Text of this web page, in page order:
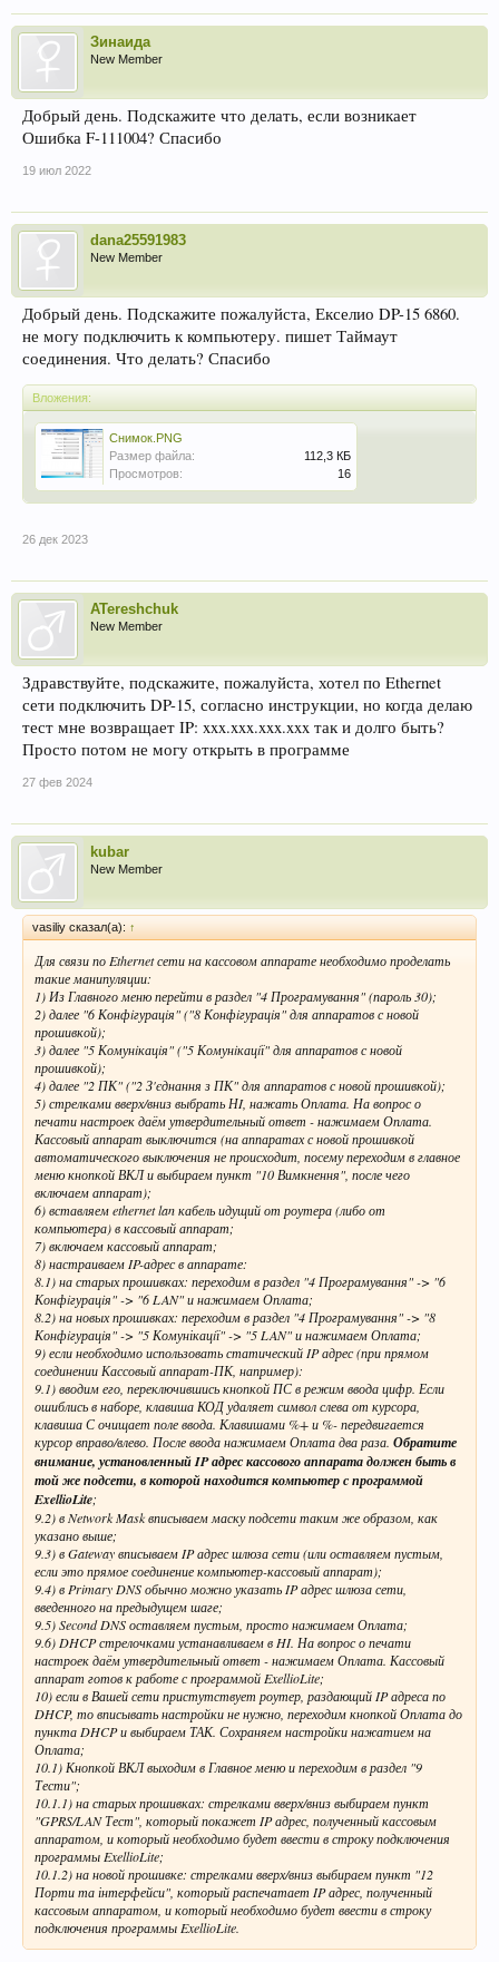
Зинаида
New Member
Добрый день. Подскажите что делать, если возникает
Ошибка F-111004? Спасибо
19 июл 2022
dana25591983
New Member
Добрый день. Подскажите пожалуйста, Екселио DP-15 6860.
не могу подключить к компьютеру. пишет Таймаут
соединения. Что делать? Спасибо
Вложения:
Снимок.PNG
Размер файла:
112,3 КБ
Просмотров:
16
26 дек 2023
ATereshchuk
New Member
Здравствуйте, подскажите, пожалуйста, хотел по Ethernet
сети подключить DP-15, согласно инструкции, но когда делаю
тест мне возвращает IP: xxx.xxx.xxx.xxx так и долго быть?
Просто потом не могу открыть в программе
27 фев 2024
kubar
New Member
vasiliy сказал(а): ↑
Для связи по Ethernet сети на кассовом аппарате необходимо проделать
такие манипуляции:
1) Из Главного меню перейти в раздел "4 Програмування" (пароль 30);
2) далее "6 Конфiгурацiя" ("8 Конфiгурацiя" для аппаратов с новой
прошивкой);
3) далее "5 Комунiкацiя" ("5 Комунiкацiї" для аппаратов с новой
прошивкой);
4) далее "2 ПК" ("2 З'єднання з ПК" для аппаратов с новой прошивкой);
5) стрелками вверх/вниз выбрать НI, нажать Оплата. На вопрос о
печати настроек даём утвердительный ответ - нажимаем Оплата.
Кассовый аппарат выключится (на аппаратах с новой прошивкой
автоматического выключения не происходит, посему переходим в главное
меню кнопкой ВКЛ и выбираем пункт "10 Вимкнення", после чего
включаем аппарат);
6) вставляем ethernet lan кабель идущий от роутера (либо от
компьютера) в кассовый аппарат;
7) включаем кассовый аппарат;
8) настраиваем IP-адрес в аппарате:
8.1) на старых прошивках: переходим в раздел "4 Програмування" -> "6
Конфiгурацiя" -> "6 LAN" и нажимаем Оплата;
8.2) на новых прошивках: переходим в раздел "4 Програмування" -> "8
Конфiгурацiя" -> "5 Комунікацiї" -> "5 LAN" и нажимаем Оплата;
9) если необходимо использовать статический IP адрес (при прямом
соединении Кассовый аппарат-ПК, например):
9.1) вводим его, переключившись кнопкой ПС в режим ввода цифр. Если
ошиблись в наборе, клавиша КОД удаляет символ слева от курсора,
клавиша С очищает поле ввода. Клавишами %+ и %- передвигается
курсор вправо/влево. После ввода нажимаем Оплата два раза. Обратите
внимание, установленный IP адрес кассового аппарата должен быть в
той же подсети, в которой находится компьютер с программой
ExellioLite;
9.2) в Network Mask вписываем маску подсети таким же образом, как
указано выше;
9.3) в Gateway вписываем IP адрес шлюза сети (или оставляем пустым,
если это прямое соединение компьютер-кассовый аппарат);
9.4) в Primary DNS обычно можно указать IP адрес шлюза сети,
введенного на предыдущем шаге;
9.5) Second DNS оставляем пустым, просто нажимаем Оплата;
9.6) DHCP стрелочками устанавливаем в HI. На вопрос о печати
настроек даём утвердительный ответ - нажимаем Оплата. Кассовый
аппарат готов к работе с программой ExellioLite;
10) если в Вашей сети пристутствует роутер, раздающий IP адреса по
DHCP, то вписывать настройки не нужно, переходим кнопкой Оплата до
пункта DHCP и выбираем ТАК. Сохраняем настройки нажатием на
Оплата;
10.1) Кнопкой ВКЛ выходим в Главное меню и переходим в раздел "9
Тести";
10.1.1) на старых прошивках: стрелками вверх/вниз выбираем пункт
"GPRS/LAN Тест", который покажет IP адрес, полученный кассовым
аппаратом, и который необходимо будет ввести в строку подключения
программы ExellioLite;
10.1.2) на новой прошивке: стрелками вверх/вниз выбираем пункт "12
Порти та інтерфейси", который распечатает IP адрес, полученный
кассовым аппаратом, и который необходимо будет ввести в строку
подключения программы ExellioLite.